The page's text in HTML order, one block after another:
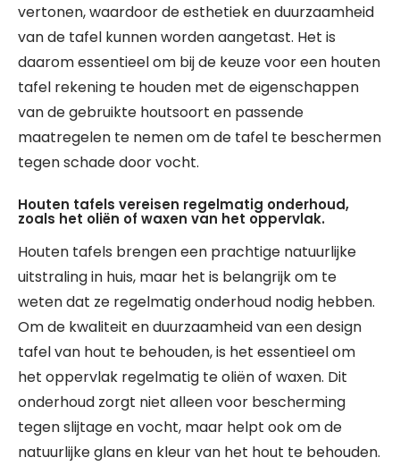
vertonen, waardoor de esthetiek en duurzaamheid
van de tafel kunnen worden aangetast. Het is
daarom essentieel om bij de keuze voor een houten
tafel rekening te houden met de eigenschappen
van de gebruikte houtsoort en passende
maatregelen te nemen om de tafel te beschermen
tegen schade door vocht.
Houten tafels vereisen regelmatig onderhoud,
zoals het oliën of waxen van het oppervlak.
Houten tafels brengen een prachtige natuurlijke
uitstraling in huis, maar het is belangrijk om te
weten dat ze regelmatig onderhoud nodig hebben.
Om de kwaliteit en duurzaamheid van een design
tafel van hout te behouden, is het essentieel om
het oppervlak regelmatig te oliën of waxen. Dit
onderhoud zorgt niet alleen voor bescherming
tegen slijtage en vocht, maar helpt ook om de
natuurlijke glans en kleur van het hout te behouden.